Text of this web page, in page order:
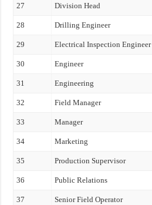
27 Division Head
28 Drilling Engineer
29 Electrical Inspection Engineer
30 Engineer
31 Engineering
32 Field Manager
33 Manager
34 Marketing
35 Production Supervisor
36 Public Relations
37 Senior Field Operator